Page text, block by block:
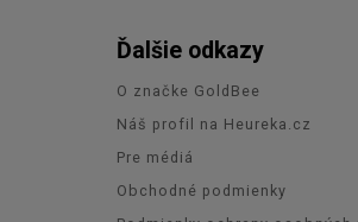
Ďalšie odkazy
O značke GoldBee
Náš profil na Heureka.cz
Pre médiá
Obchodné podmienky